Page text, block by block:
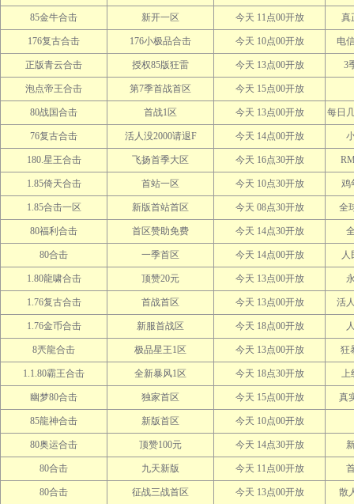
85金牛合击 新开一区 今天 11点00开放 真
176复古合击 176小极品合击 今天 10点00开放 电
正版青云合击 授权85版狂雷 今天 13点00开放 3
泡点帝王合击 第7季首战首区 今天 15点00开放
80战国合击 首战1区 今天 13点00开放 每日
76复古合击 活人没2000请退F 今天 14点00开放
180.星王合击 飞扬首季大区 今天 16点30开放
1.85倚天合击 首站一区 今天 10点30开放 鸡
1.85合击一区 新版首站首区 今天 08点30开放 全
80福利合击 首区赞助免费 今天 14点30开放
80合击 一季首区 今天 14点00开放 人
1.80龍啸合击 顶赞20元 今天 13点00开放
1.76复古合击 首战首区 今天 13点00开放 活
1.76金币合击 新服首战区 今天 18点00开放
8兲龍合击 极品星王1区 今天 13点00开放 狂
1.1.80霸王合击 全新暴风1区 今天 18点30开放 上
幽梦80合击 独家首区 今天 15点00开放 真
85龍神合击 新版首区 今天 10点00开放
80奥运合击 顶赞100元 今天 14点30开放
80合击 九天新版 今天 11点00开放
80合击 征战三战首区 今天 13点00开放 散